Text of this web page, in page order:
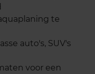
te
auto's, SUV's
voor een